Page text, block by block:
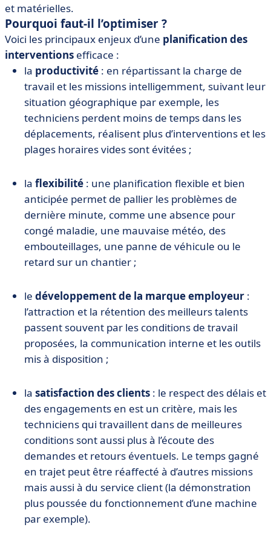
et matérielles.
Pourquoi faut-il l’optimiser ?
Voici les principaux enjeux d’une planification des
interventions efficace :
la productivité : en répartissant la charge de
travail et les missions intelligemment, suivant leur
situation géographique par exemple, les
techniciens perdent moins de temps dans les
déplacements, réalisent plus d’interventions et les
plages horaires vides sont évitées ;
la flexibilité : une planification flexible et bien
anticipée permet de pallier les problèmes de
dernière minute, comme une absence pour
congé maladie, une mauvaise météo, des
embouteillages, une panne de véhicule ou le
retard sur un chantier ;
le développement de la marque employeur :
l’attraction et la rétention des meilleurs talents
passent souvent par les conditions de travail
proposées, la communication interne et les outils
mis à disposition ;
la satisfaction des clients : le respect des délais et
des engagements en est un critère, mais les
techniciens qui travaillent dans de meilleures
conditions sont aussi plus à l’écoute des
demandes et retours éventuels. Le temps gagné
en trajet peut être réaffecté à d’autres missions
mais aussi à du service client (la démonstration
plus poussée du fonctionnement d’une machine
par exemple).